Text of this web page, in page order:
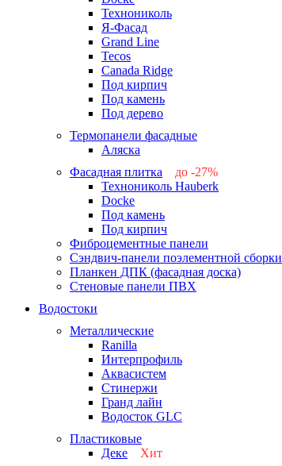
Технониколь
Я-Фасад
Grand Line
Tecos
Canada Ridge
Под кирпич
Под камень
Под дерево
Термопанели фасадные
Аляска
Фасадная плитка
до -27%
Технониколь Hauberk
Docke
Под камень
Под кирпич
Фиброцементные панели
Сэндвич-панели поэлементной сборки
Планкен ДПК (фасадная доска)
Стеновые панели ПВХ
Водостоки
Металлические
Ranilla
Интерпрофиль
Аквасистем
Стинержи
Гранд лайн
Водосток GLC
Пластиковые
Деке
Хит